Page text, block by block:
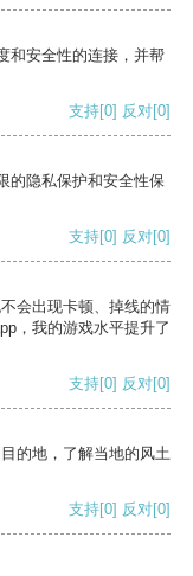
和安全性的连接，并帮
支持[0] 反对[0]
的隐私保护和安全性保
支持[0] 反对[0]
会出现卡顿、掉线的情
，我的游戏水平提升了
支持[0] 反对[0]
的地，了解当地的风土
支持[0] 反对[0]